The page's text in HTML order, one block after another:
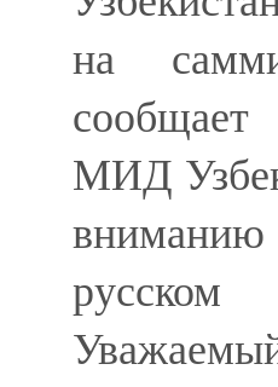
на
МИД